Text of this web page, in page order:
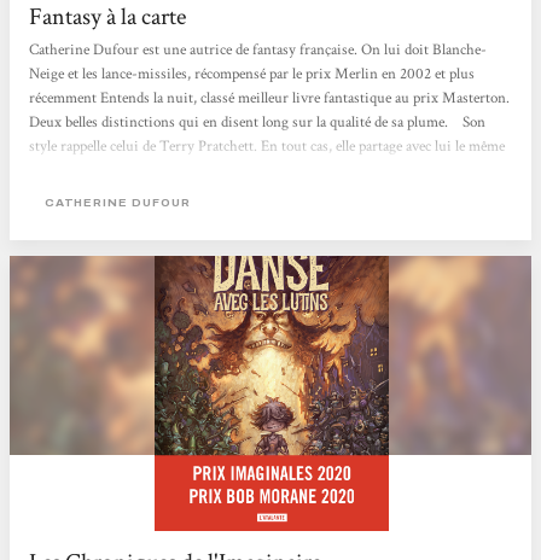
Fantasy à la carte
Catherine Dufour est une autrice de fantasy française. On lui doit Blanche-
Neige et les lance-missiles, récompensé par le prix Merlin en 2002 et plus
récemment Entends la nuit, classé meilleur livre fantastique au prix Masterton.
Deux belles distinctions qui en disent long sur la qualité de sa plume. Son
style rappelle celui de Terry Pratchett. En tout cas, elle partage avec lui le même
vient de paraître aux éditions L'Atalante. Elle y juxtapose de nombreuses
CATHERINE DUFOUR